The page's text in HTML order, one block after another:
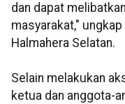
dan dapat
masyarakat,"
Halmahera Selatan.
Selain melakukan
ketua dan anggota-